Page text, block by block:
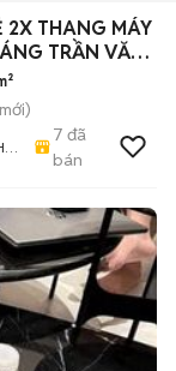
2X THANG MÁY
TRẦN VĂN
mới)
7 đã
bán